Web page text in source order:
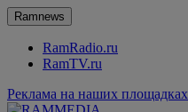
Ramnews
RamRadio.ru
RamTV.ru
Реклама на наших площадках